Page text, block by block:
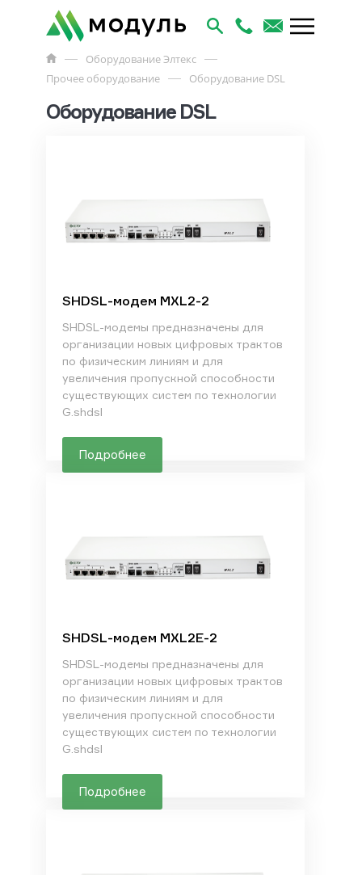
Оборудование Элтекс
Прочее оборудование
Оборудование DSL
Оборудование DSL
SHDSL-модем MXL2-2
SHDSL-модемы предназначены для
организации новых цифровых трактов
по физическим линиям и для
увеличения пропускной способности
существующих систем по технологии
G.shdsl
Подробнее
SHDSL-модем MXL2E-2
SHDSL-модемы предназначены для
организации новых цифровых трактов
по физическим линиям и для
увеличения пропускной способности
существующих систем по технологии
G.shdsl
Подробнее